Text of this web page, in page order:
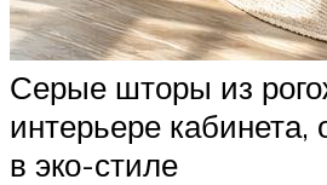
Серые шторы из
интерьере
в эко-стиле